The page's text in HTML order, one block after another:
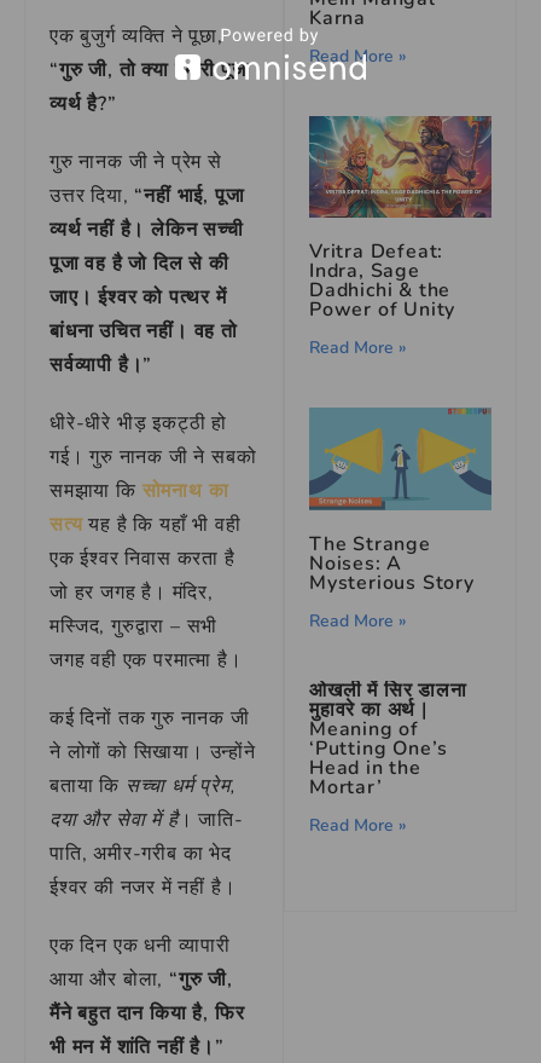
एक बुजुर्ग व्यक्ति ने पूछा,
“गुरु जी, तो क्या हमारी पूजा
व्यर्थ है?”
गुरु नानक जी ने प्रेम से
उत्तर दिया, “नहीं भाई, पूजा
व्यर्थ नहीं है। लेकिन सच्ची
पूजा वह है जो दिल से की
जाए। ईश्वर को पत्थर में
बांधना उचित नहीं। वह तो
सर्वव्यापी है।”
धीरे-धीरे भीड़ इकट्ठी हो
गई। गुरु नानक जी ने सबको
समझाया कि सोमनाथ का
सत्ययह है कि यहाँ भी वही
एक ईश्वर निवास करता है
जो हर जगह है। मंदिर,
मस्जिद, गुरुद्वारा – सभी
जगह वही एक परमात्मा है।
कई दिनों तक गुरु नानक जी
ने लोगों को सिखाया। उन्होंने
बताया कि सच्चा धर्म प्रेम,
दया और सेवा में है। जाति-
पाति, अमीर-गरीब का भेद
ईश्वर की नजर में नहीं है।
एक दिन एक धनी व्यापारी
आया और बोला, “गुरु जी,
मैंने बहुत दान किया है, फिर
भी मन में शांति नहीं है।”
Karna
Read More »
Vritra Defeat:
Indra, Sage
Dadhichi & the
Power of Unity
Read More »
The Strange
Noises: A
Mysterious Story
Read More »
ओखली में सिर डालना
मुहावरे का अर्थ |
Meaning of
‘Putting One’s
Head in the
Mortar’
Read More »